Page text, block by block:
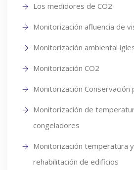
Los medidores de CO2
Monitorización afluencia de
Monitorización ambiental
Monitorización CO2
Monitorización
Monitorización de
congeladores
Monitorización temperatura
rehabilitación de edificios